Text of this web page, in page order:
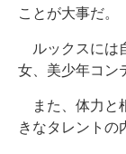
ことが大事だ。
ルックスには
女、美少年コン
また、体力と
きなタレントの